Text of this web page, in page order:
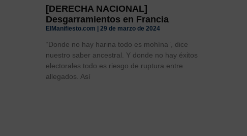
[DERECHA NACIONAL]
Desgarramientos en Francia
ElManifiesto.com 29 de marzo de 2024
“Donde no hay harina todo es mohína”, dice
nuestro saber ancestral. Y donde no hay éxitos
electorales todo es riesgo de ruptura entre
allegados. Así